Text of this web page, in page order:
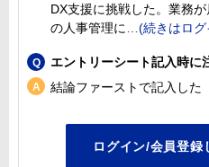
DX支援に挑戦した。業務
の人事管理に
エントリーシート記入時に
結論ファーストで記入した